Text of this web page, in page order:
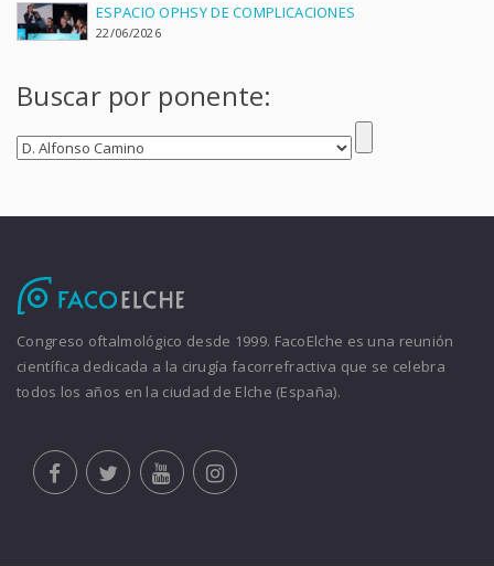
ESPACIO OPHSY DE COMPLICACIONES
22/06/2026
Buscar por ponente:
Congreso oftalmológico desde 1999. FacoElche es una reunión
científica dedicada a la cirugía facorrefractiva que se celebra
todos los años en la ciudad de Elche (España).